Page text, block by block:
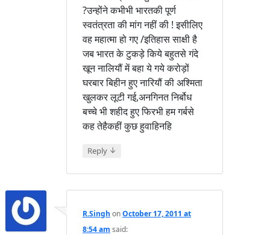
?उन्होंने कभीभी भारतकी पूर्ण
स्वतंत्रता की मांग नहीं की ! इसीलिए
वह महात्मा हो गए /इतिहास साक्षी है
जब भारत के टुकड़े किये बहुतसे गंदे
खून नालियौं में बहा ये गये करोड़ों
घरबार बिहीन हुए नारियौं की अश्मिता
खुलकर लूटी गई,अनगिनत निर्बोध
बच्चे भी शहीद हुए फिरभी हम गर्बसे
कह तेहैकहीं कुछ हुवाहिनहि
Reply ↓
R.Singh onOctober 17, 2011 at
8:54 am said: